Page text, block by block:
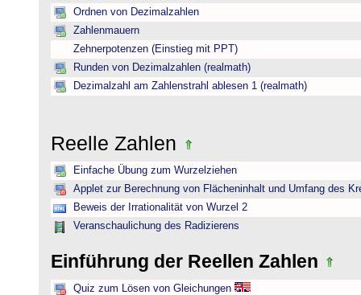
Ordnen von Dezimalzahlen
Zahlenmauern
Zehnerpotenzen (Einstieg mit PPT)
Runden von Dezimalzahlen (realmath)
Dezimalzahl am Zahlenstrahl ablesen 1 (realmath)
Reelle Zahlen
Einfache Übung zum Wurzelziehen
Applet zur Berechnung von Flächeninhalt und Umfang des
Beweis der Irrationalität von Wurzel 2
Veranschaulichung des Radizierens
Einführung der Reellen Zahlen
Quiz zum Lösen von Gleichungen